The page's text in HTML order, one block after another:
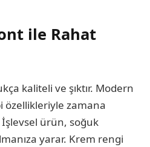
ile Rahat
kaliteli ve şıktır. Modern
özellikleriyle zamana
ürün, soğuk
yarar. Krem rengi